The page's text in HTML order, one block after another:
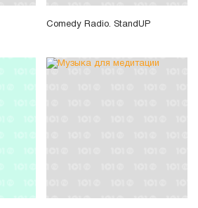
Comedy Radio. StandUP